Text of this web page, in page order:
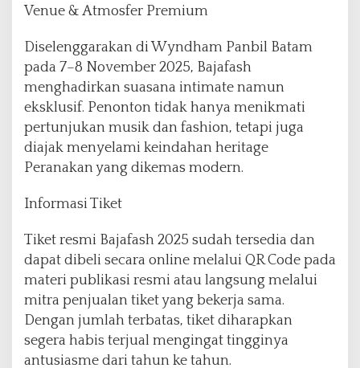
Venue & Atmosfer Premium
Diselenggarakan di Wyndham Panbil Batam
pada 7–8 November 2025, Bajafash
menghadirkan suasana intimate namun
eksklusif. Penonton tidak hanya menikmati
pertunjukan musik dan fashion, tetapi juga
diajak menyelami keindahan heritage
Peranakan yang dikemas modern.
Informasi Tiket
Tiket resmi Bajafash 2025 sudah tersedia dan
dapat dibeli secara online melalui QR Code pada
materi publikasi resmi atau langsung melalui
mitra penjualan tiket yang bekerja sama.
Dengan jumlah terbatas, tiket diharapkan
segera habis terjual mengingat tingginya
antusiasme dari tahun ke tahun.